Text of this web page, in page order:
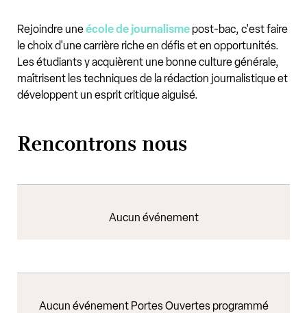
Rejoindre uneécole de journalisme post-bac, c'est faire
le choix d'une carrière riche en défis et en opportunités.
Les étudiants y acquièrent une bonne culture générale,
maîtrisent les techniques de la rédaction journalistique et
développent un esprit critique aiguisé.
Rencontrons nous
Aucun événement
Aucun événement Portes Ouvertes programmé